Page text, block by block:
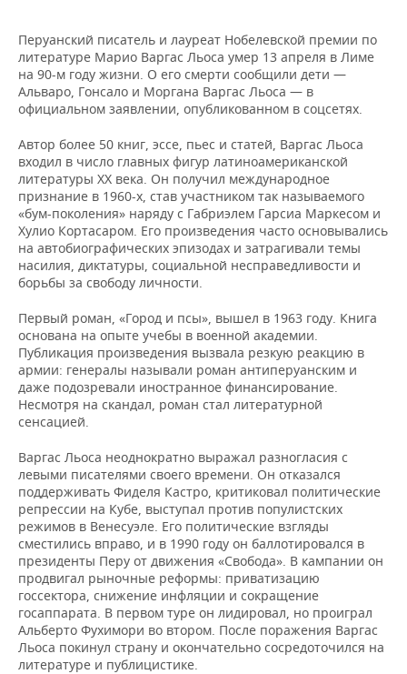
ВОЛЕЙБОЛ
КИБЕРСПОРТ
ФИГУРНОЕ КАТАНИЕ
ВОДНЫЕ ВИДЫ СПОРТА
ХОККЕЙ С МЯЧОМ
ИСТОРИЯ
КУЛЬТУРА
МЕДИЦИНА
ОБРАЗОВАНИЕ
ПРОИСШЕСТВИЯ
СПИСОК ПЕРСОН
СПИСОК КОМПАНИЙ
ПОЛНАЯ ВЕРСИЯ
Перуанский писатель и лауреат Нобелевской премии по
литературе Марио Варгас Льоса умер 13 апреля в Лиме
на 90-м году жизни. О его смерти сообщили дети —
Альваро, Гонсало и Моргана Варгас Льоса — в
официальном заявлении, опубликованном в соцсетях.
Автор более 50 книг, эссе, пьес и статей, Варгас Льоса
входил в число главных фигур латиноамериканской
литературы XX века. Он получил международное
признание в 1960-х, став участником так называемого
«бум-поколения» наряду с Габриэлем Гарсиа Маркесом и
Хулио Кортасаром. Его произведения часто основывались
на автобиографических эпизодах и затрагивали темы
насилия, диктатуры, социальной несправедливости и
борьбы за свободу личности.
Первый роман, «Город и псы», вышел в 1963 году. Книга
основана на опыте учебы в военной академии.
Публикация произведения вызвала резкую реакцию в
армии: генералы называли роман антиперуанским и
даже подозревали иностранное финансирование.
Несмотря на скандал, роман стал литературной
сенсацией.
Варгас Льоса неоднократно выражал разногласия с
левыми писателями своего времени. Он отказался
поддерживать Фиделя Кастро, критиковал политические
репрессии на Кубе, выступал против популистских
режимов в Венесуэле. Его политические взгляды
сместились вправо, и в 1990 году он баллотировался в
президенты Перу от движения «Свобода». В кампании он
продвигал рыночные реформы: приватизацию
госсектора, снижение инфляции и сокращение
госаппарата. В первом туре он лидировал, но проиграл
Альберто Фухимори во втором. После поражения Варгас
Льоса покинул страну и окончательно сосредоточился на
литературе и публицистике.